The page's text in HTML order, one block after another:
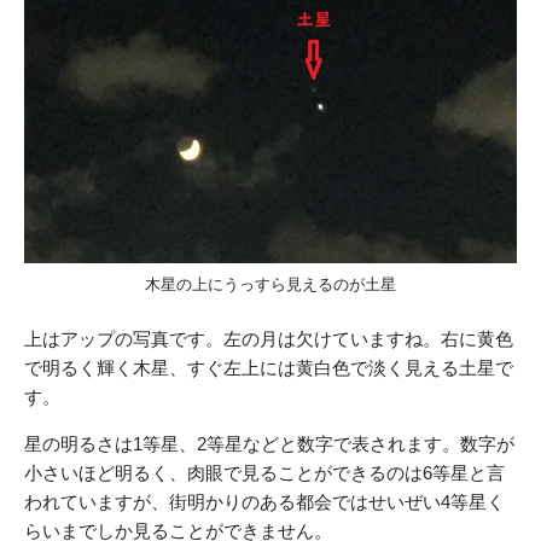
木星の上にうっすら見えるのが土星
上はアップの写真です。左の月は欠けていますね。右に黄色
で明るく輝く木星、すぐ左上には黄白色で淡く見える土星で
す。
星の明るさは1等星、2等星などと数字で表されます。数字が
小さいほど明るく、肉眼で見ることができるのは6等星と言
われていますが、街明かりのある都会ではせいぜい4等星く
らいまでしか見ることができません。